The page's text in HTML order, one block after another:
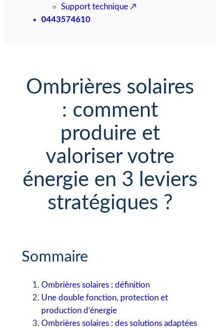
Support technique
0443574610
Ombrières solaires
: comment
produire et
valoriser votre
énergie en 3 leviers
stratégiques ?
Sommaire
Ombrières solaires : définition
Une double fonction, protection et
production d’énergie
Ombrières solaires : des solutions adaptées